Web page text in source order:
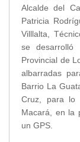
Alcalde del
Patricia
Villlalta,
se desarrolló
Provincial de
albarradas
Barrio La
Cruz, para
Macará, en la
un GPS.